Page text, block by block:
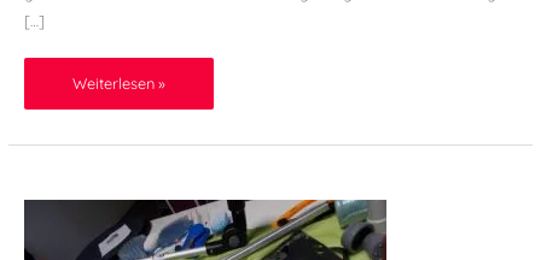
[…]
Weiterlesen »